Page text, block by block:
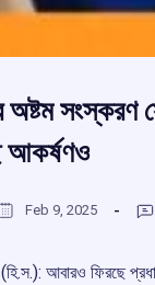
অষ্টম
আকর্ষণও
Feb 9, 2025
আবারও ফিরছে